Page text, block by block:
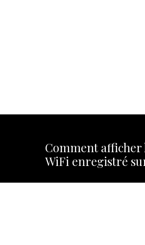
Comment afficher
WiFi enregistré